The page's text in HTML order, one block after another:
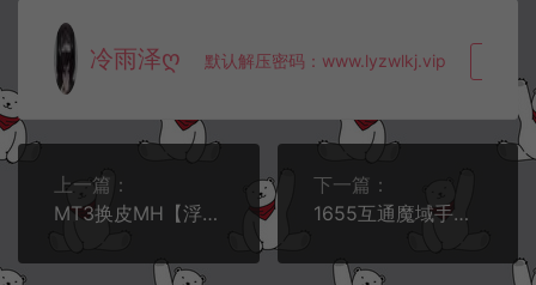
冷雨泽ღ 默认解压密码：www.lyzwlkj.vip
上一篇：
MT3换皮MH【浮生若梦-巅峰名人堂】4月最新整理Linux手工服务端+管理后台+安卓苹果双端+详细搭建教程+视频教程
下一篇：
1655互通魔域手游【新紫川魔域[神80]】4月最新整理Win半手工服务端+GM工具+PC安卓+详细搭建教程+视频教程